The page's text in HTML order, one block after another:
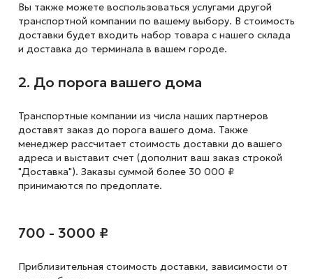
Вы также можете воспользоваться услугами другой
транспортной компании по вашему выбору. В стоимость
доставки будет входить набор товара с нашего склада
и доставка до терминала в вашем городе.
2. До порога вашего дома
Транспортные компании из числа наших партнеров
доставят заказ до порога вашего дома. Также
менеджер рассчитает стоимость доставки до вашего
адреса и выставит счет (дополнит ваш заказ строкой
"Доставка"). Заказы суммой более 30 000 ₽
принимаются по предоплате.
700 - 3000 ₽
Приблизительная стоимость доставки, зависимости от